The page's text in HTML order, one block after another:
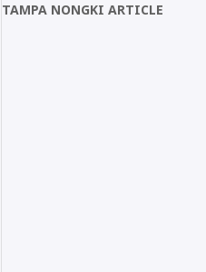
TAMPA NONGKI ARTICLE